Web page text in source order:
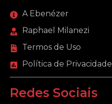
A Ebenézer
Raphael Milanezi
Termos de Uso
Política de Privacidade
Redes Sociais